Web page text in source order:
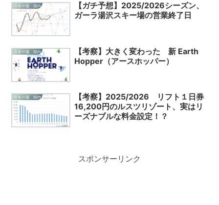
スキー場 国内
【ガチ予想】2025/2026シーズン、
ガーラ湯沢スキー場の営業終了日
スキー場 国内
【考察】大きく変わった 新 Earth
Hopper（アースホッパー）
スキー場 国内
【考察】2025/2026 リフト１日券
16,200円のルスツリゾート、実はリ
ーズナブルな料金設定！？
スポンサーリンク